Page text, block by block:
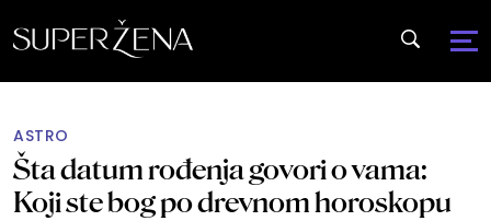
ASTRO
Šta datum rođenja govori o vama:
Koji ste bog po drevnom horoskopu